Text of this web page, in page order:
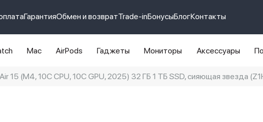
ГарантияОбмен и возвратTrade-inБонусыБлогКонтакты
Mac AirPods Гаджеты Мониторы Аксессуары
15 (M4, 10C CPU, 10C GPU, 2025) 32 ГБ 1 ТБ SSD, сияющая звезда